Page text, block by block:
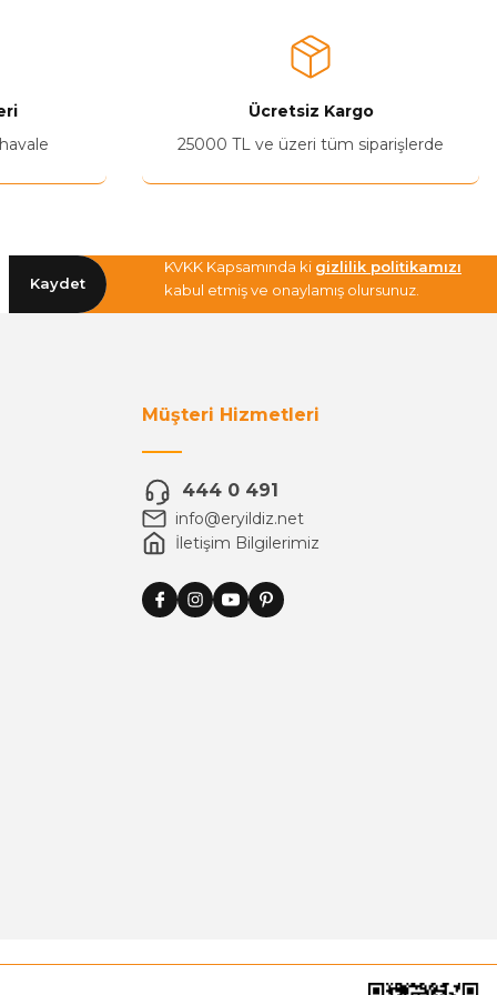
Ücretsiz Kargo
25000 TL ve üzeri tüm siparişlerde
Kaydet
KVKK Kapsamında ki gizlilik politikamızı
kabul etmiş ve onaylamış olursunuz.
Müşteri Hizmetleri
444 0 491
info@eryildiz.net
İletişim Bilgilerimiz